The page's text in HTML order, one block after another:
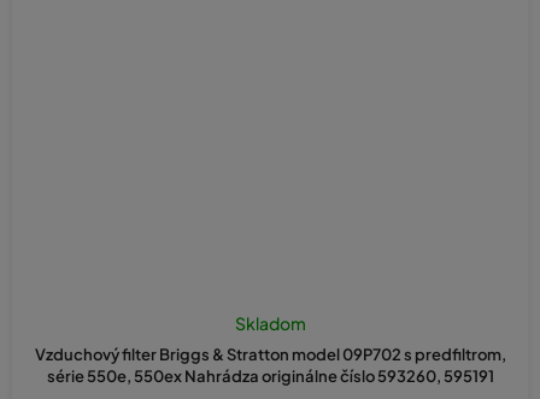
Vzduchový filter Briggs & Stratton model 09P702 s predfiltrom,
série 550e, 550ex Nahrádza originálne číslo 593260, 595191
Skladom